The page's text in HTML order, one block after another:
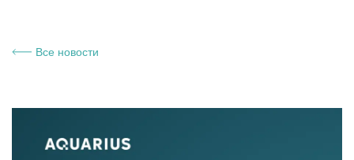
Все новости